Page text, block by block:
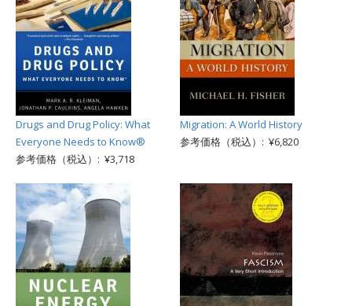
Drugs and Drug Policy: What
Everyone Needs to Know®
参考価格（税込）: ¥3,718
Migration: A World History
参考価格（税込）: ¥6,820